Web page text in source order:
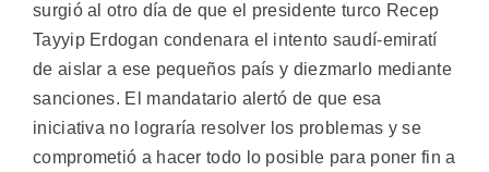
surgió al otro día de que el presidente turco Recep
Tayyip Erdogan condenara el intento saudí-emiratí
de aislar a ese pequeños país y diezmarlo mediante
sanciones. El mandatario alertó de que esa
iniciativa no lograría resolver los problemas y se
comprometió a hacer todo lo posible para poner fin a